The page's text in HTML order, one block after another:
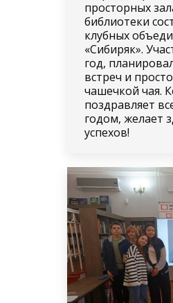
просторных
библиотеки
клубных
«Сибиряк».
год,
встреч и
чашечкой чая.
поздравляет
годом, желает
успехов!